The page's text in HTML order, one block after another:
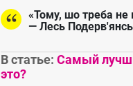
«Тому, шо треба не
— Лесь
В статье: Самый
это?